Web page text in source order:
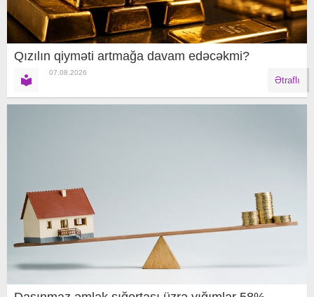
Qızılın qiyməti artmağa davam edəcəkmi?
07.08.2026
Ətraflı